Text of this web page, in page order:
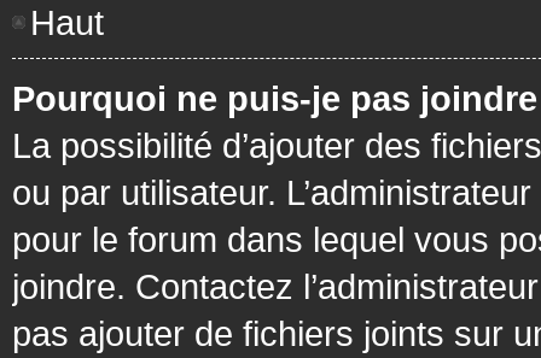
Haut
Pourquoi ne puis-je pas
La possibilité d’ajouter des
ou par utilisateur.
pour le forum dans lequel vous
joindre. Contactez
pas ajouter de fichiers joints sur